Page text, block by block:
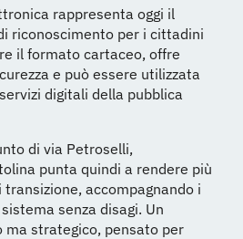
rappresenta oggi il
riconoscimento per i cittadini
il formato cartaceo, offre
e può essere utilizzata
digitali della pubblica
di via Petroselli,
punta quindi a rendere più
accompagnando i
senza disagi. Un
strategico, pensato per